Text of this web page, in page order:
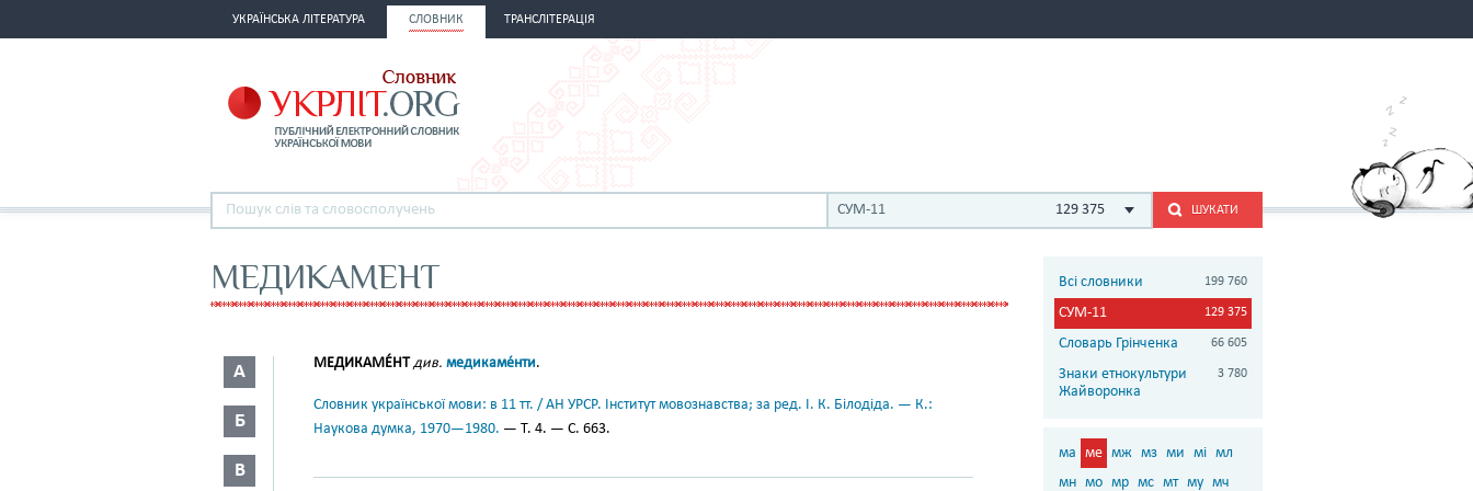
УКРАЇНСЬКА ЛІТЕРАТУРА СЛОВНИК ТРАНСЛІТЕРАЦІЯ
СУМ-11 129 375 ШУКАТИ
МЕДИКАМЕНТ
А
Б
В
МЕДИКАМЕ́НТ див. медикаме́нти.
Словник української мови: в 11 тт. / АН УРСР. Інститут мовознавства; за ред. І. К. Білодіда. — К.:
Наукова думка, 1970—1980. — Т. 4. — С. 663.
Всі словники 199 760
СУМ-11 129 375
Словарь Грінченка 66 605
Знаки етнокультури
Жайворонка
3 780
ма ме мж мз ми мі мл
мн мо мр мс мт му мч